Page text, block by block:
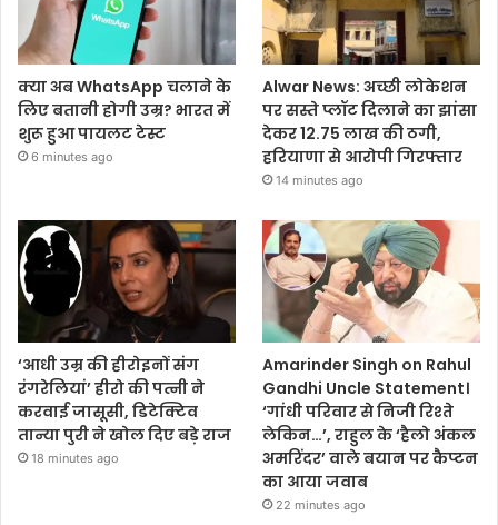
क्या अब WhatsApp चलाने के
लिए बतानी होगी उम्र? भारत में
शुरू हुआ पायलट टेस्ट
6 minutes ago
Alwar News: अच्छी लोकेशन
पर सस्ते प्लॉट दिलाने का झांसा
देकर 12.75 लाख की ठगी,
हरियाणा से आरोपी गिरफ्तार
14 minutes ago
‘आधी उम्र की हीरोइनों संग
रंगरेलियां’ हीरो की पत्नी ने
करवाई जासूसी, डिटेक्टिव
तान्या पुरी ने खोल दिए बड़े राज
18 minutes ago
Amarinder Singh on Rahul
Gandhi Uncle Statement।
‘गांधी परिवार से निजी रिश्ते
लेकिन…’, राहुल के ‘हैलो अंकल
अमरिंदर’ वाले बयान पर कैप्‍टन
का आया जवाब
22 minutes ago